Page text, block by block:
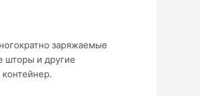
заряжаемые
шторы и другие